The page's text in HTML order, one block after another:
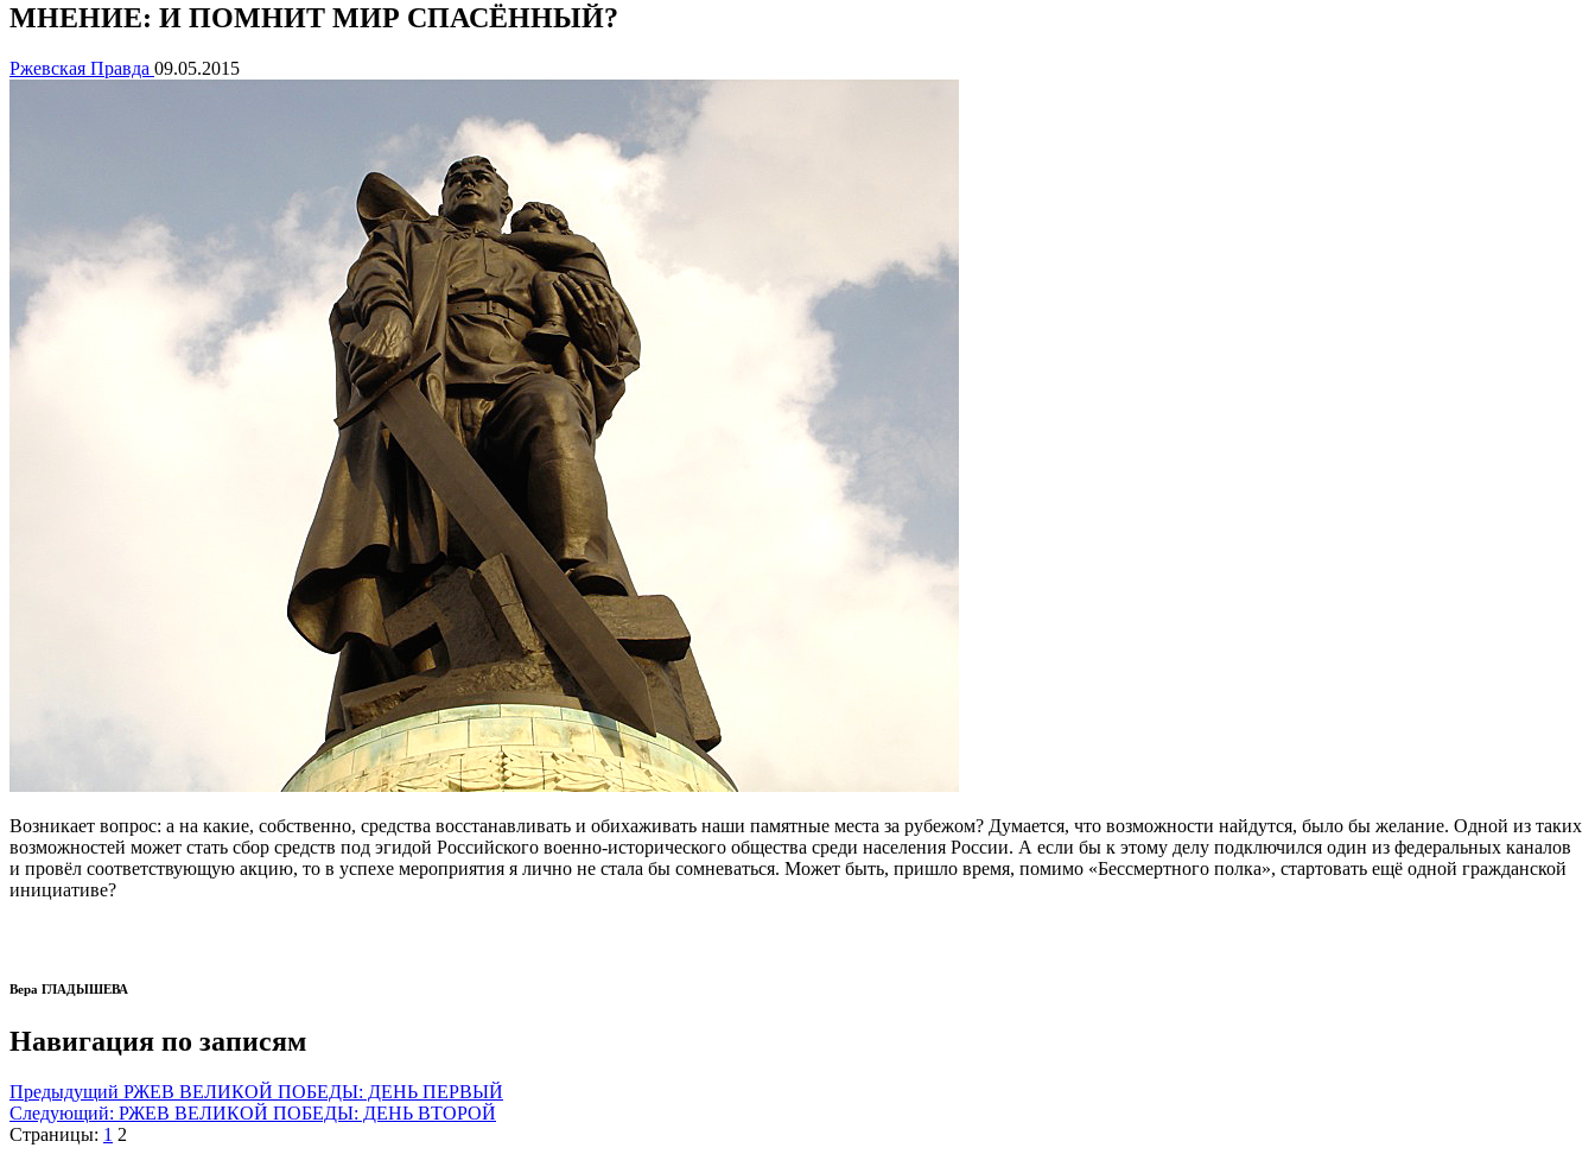
МНЕНИЕ: И ПОМНИТ МИР СПАСЁННЫЙ?
Ржевская Правда 09.05.2015
Возникает вопрос: а на какие, собственно, средства восстанавливать и обихаживать наши памятные места за рубежом? Думается, что возможности найдутся, было бы желание. Одной из таких
возможностей может стать сбор средств под эгидой Российского военно-исторического общества среди населения России. А если бы к этому делу подключился один из федеральных каналов
и провёл соответствующую акцию, то в успехе мероприятия я лично не стала бы сомневаться. Может быть, пришло время, помимо «Бессмертного полка», стартовать ещё одной гражданской
инициативе?
Вера ГЛАДЫШЕВА
Навигация по записям
Предыдущий РЖЕВ ВЕЛИКОЙ ПОБЕДЫ: ДЕНЬ ПЕРВЫЙ
Следующий: РЖЕВ ВЕЛИКОЙ ПОБЕДЫ: ДЕНЬ ВТОРОЙ
Страницы: 1 2